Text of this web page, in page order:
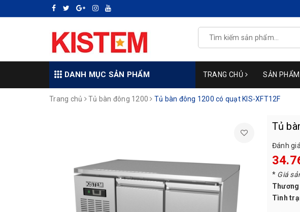
DANH MỤC SẢN PHẨM TRANG CHỦ SẢN PHẨM
Trang chủ Tủ bàn đông 1200 Tủ bàn đông 1200 có quạt KIS-XFT12F
Tủ
Đánh
* Giá
Tình